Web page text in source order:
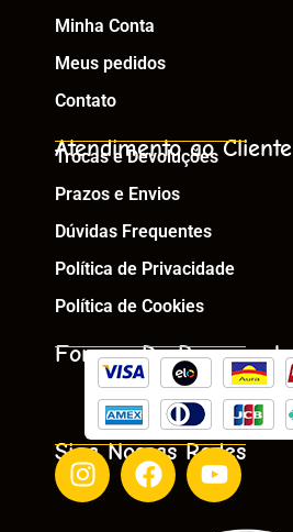
Minha Conta
Meus pedidos
Contato
Atendimento ao Cliente
Trocas e Devoluções
Prazos e Envios
Dúvidas Frequentes
Política de Privacidade
Política de Cookies
Formas De Pagamento
Siga Nossas Redes